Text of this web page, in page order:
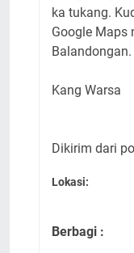
ka tukang.
Google Maps
Balandongan.
Kang Warsa
Dikirim dari
Lokasi:
Berbagi :